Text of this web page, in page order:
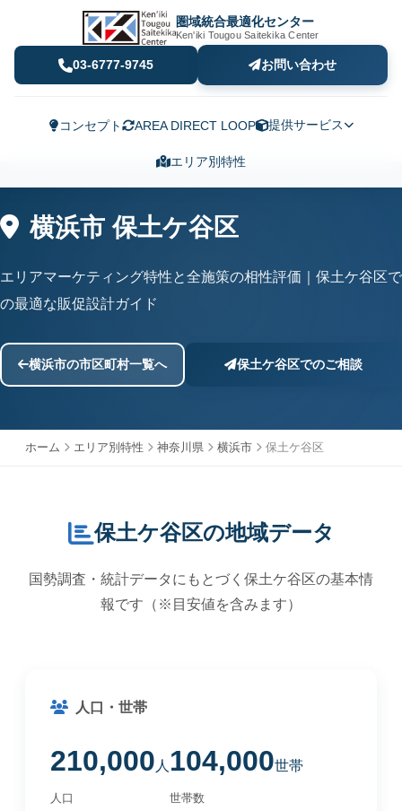
圏域統合最適化センター
Ken'iki Tougou Saitekika Center
03-6777-9745 お問い合わせ
コンセプト AREA DIRECT LOOP 提供サービス
エリア別特性
横浜市 保土ケ谷区
エリアマーケティング特性と全施策の相性評価｜保土ケ谷区で
の最適な販促設計ガイド
横浜市の市区町村一覧へ 保土ケ谷区でのご相談
ホーム エリア別特性 神奈川県 横浜市 保土ケ谷区
保土ケ谷区の地域データ
国勢調査・統計データにもとづく保土ケ谷区の基本情
報です（※目安値を含みます）
人口・世帯
210,000 人
人口
104,000世帯
世帯数